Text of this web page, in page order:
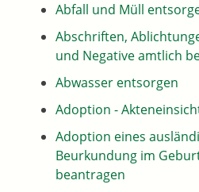
Abfall und Müll
Abschriften,
und Negative amtlich
Abwasser entsorgen
Adoption -
Adoption eines
Beurkundung im
beantragen